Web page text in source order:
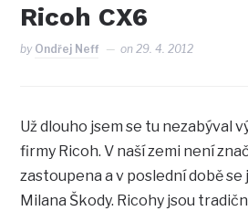
Ricoh CX6
by Ondřej Neff on29. 4. 2012
Už dlouho jsem se tu nezabýval
firmy Ricoh. V naší zemi není
zastoupena a v poslední době se
Milana Škody. Ricohy jsou